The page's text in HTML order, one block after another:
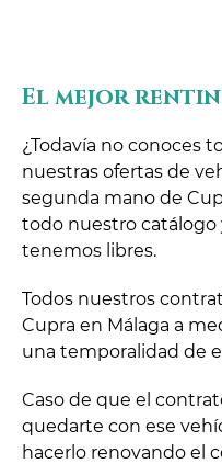
El mejor
¿Todavía no conoces
nuestras ofertas de
segunda mano de
todo nuestro catálogo
tenemos libres.
Todos nuestros
Cupra en Málaga a
una temporalidad de
Caso de que el
quedarte con ese
hacerlo renovando el